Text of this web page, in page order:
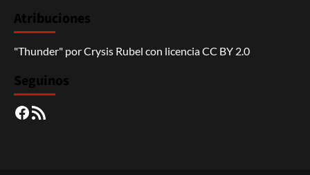
Atribuciones
"Thunder" porCrysis Rubel con licenciaCC BY 2.0
Seguinos
Facebook
RSS